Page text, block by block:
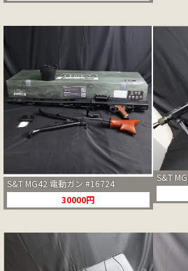
S&T MG42 電動ガン #16724
30000円
S&T